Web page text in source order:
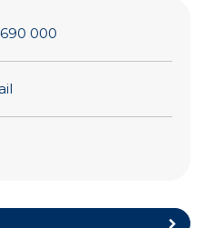
000